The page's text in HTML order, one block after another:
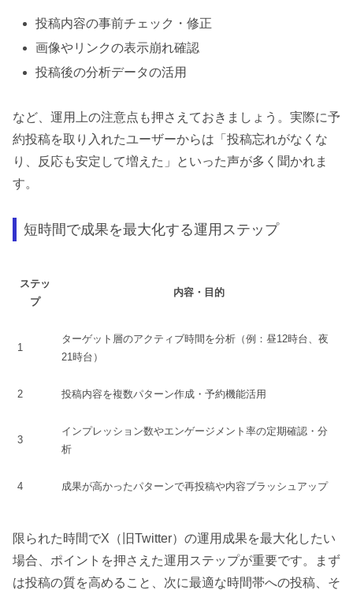
投稿内容の事前チェック・修正
画像やリンクの表示崩れ確認
投稿後の分析データの活用
など、運用上の注意点も押さえておきましょう。実際に予
約投稿を取り入れたユーザーからは「投稿忘れがなくな
り、反応も安定して増えた」といった声が多く聞かれま
す。
短時間で成果を最大化する運用ステップ
ステッ
プ
内容・目的
1
ターゲット層のアクティブ時間を分析（例：昼12時台、夜
21時台）
2 投稿内容を複数パターン作成・予約機能活用
3
インプレッション数やエンゲージメント率の定期確認・分
析
4 成果が高かったパターンで再投稿や内容ブラッシュアップ
限られた時間でX（旧Twitter）の運用成果を最大化したい
場合、ポイントを押さえた運用ステップが重要です。まず
は投稿の質を高めること、次に最適な時間帯への投稿、そ